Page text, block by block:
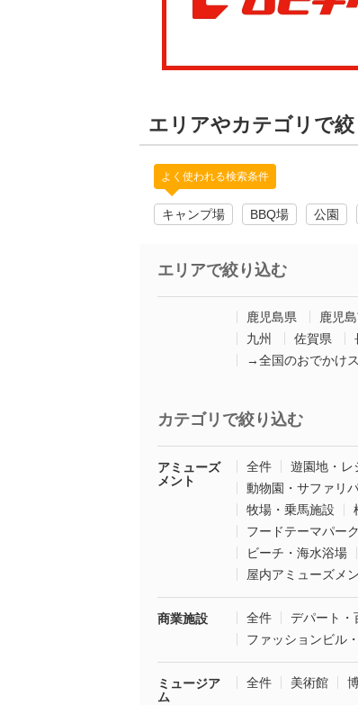
エリアやカテゴリで
よく使われる検索条件
キャンプ場 BBQ場 公園
エリアで絞り込む
鹿児島県
鹿児
九州
佐賀県
→全国のおでかけ
カテゴリで絞り込む
アミューズ
メント
全件 遊園地・レ
動物園・サファリ
牧場・乗馬施設
フードテーマパー
ビーチ・海水浴場
屋内アミューズメ
商業施設 全件 デパート・
ファッションビル
ミュージア
ム
全件 美術館